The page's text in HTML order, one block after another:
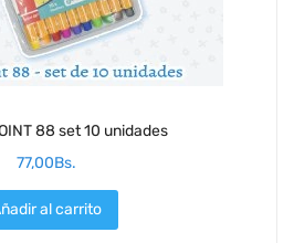
88 set 10 unidades
77,00Bs.
al carrito